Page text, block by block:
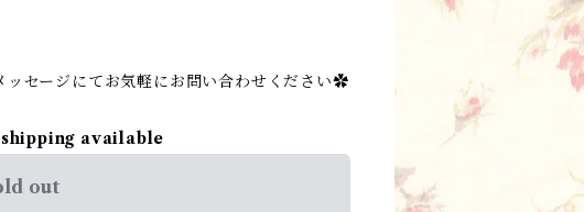
セージにてお気軽にお問い合わせください✿
available
out